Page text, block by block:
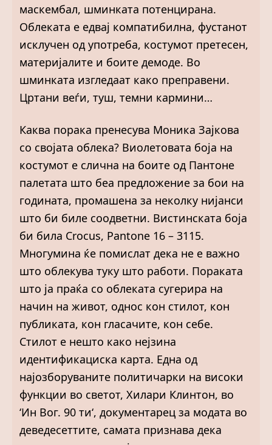
маскембал, шминката потенцирана.
Облеката е едвај компатибилна, фустанот
исклучен од употреба, костумот претесен,
материјалите и боите демоде. Во
шминката изгледаат како преправени.
Цртани веѓи, туш, темни кармини…
Каква порака пренесува Моника Зајкова
со својата облека? Виолетовата боја на
костумот е слична на боите од Пантоне
палетата што беа предложение за бои на
годината, промашена за неколку нијанси
што би биле соодветни. Вистинската боја
би била Crocus, Pantone 16 – 3115.
Многумина ќе помислат дека не е важно
што облекува туку што работи. Пораката
што ја праќа со облеката сугерира на
начин на живот, однос кон стилот, кон
публиката, кон гласачите, кон себе.
Стилот е нешто како нејзина
идентификациска карта. Една од
најозборуваните политичарки на високи
функции во светот, Хилари Клинтон, во
‘Ин Вог. 90 ти‘, документарец за модата во
деведесеттите, самата признава дека